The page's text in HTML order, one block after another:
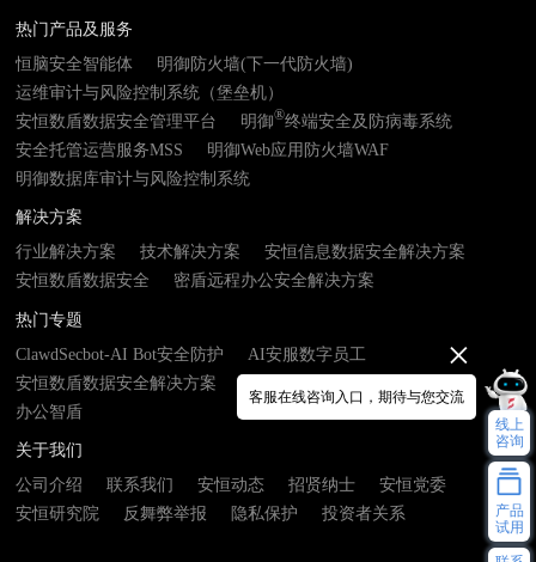
热门产品及服务
恒脑安全智能体
明御防火墙(下一代防火墙)
运维审计与风险控制系统（堡垒机）
安恒数盾数据安全管理平台
明御®终端安全及防病毒系统
安全托管运营服务MSS
明御Web应用防火墙WAF
明御数据库审计与风险控制系统
解决方案
行业解决方案
技术解决方案
安恒信息数据安全解决方案
安恒数盾数据安全
密盾远程办公安全解决方案
热门专题
ClawdSecbot-AI Bot安全防护
AI安服数字员工
安恒数盾数据安全解决方案
办公智盾
关于我们
公司介绍
联系我们 安恒动态 招贤纳士
安恒党委
安恒研究院
反舞弊举报 隐私保护 投资者关系
客服在线咨询入口，期待与您交流
线上
咨询
产品
试用